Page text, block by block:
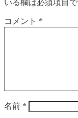
いる欄は必須項目
コメント *
名前 *